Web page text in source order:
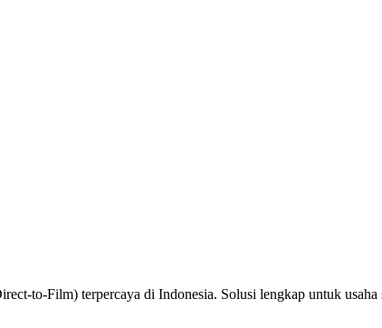
to-Film) terpercaya di Indonesia. Solusi lengkap untuk usaha